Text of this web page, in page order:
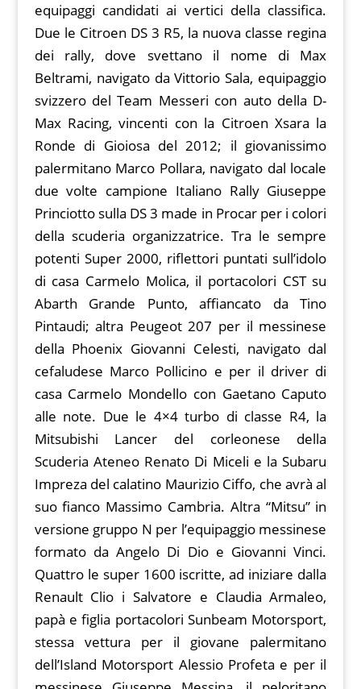
equipaggi candidati ai vertici della classifica.
Due le Citroen DS 3 R5, la nuova classe regina
dei rally, dove svettano il nome di Max
Beltrami, navigato da Vittorio Sala, equipaggio
svizzero del Team Messeri con auto della D-
Max Racing, vincenti con la Citroen Xsara la
Ronde di Gioiosa del 2012; il giovanissimo
palermitano Marco Pollara, navigato dal locale
due volte campione Italiano Rally Giuseppe
Princiotto sulla DS 3 made in Procar per i colori
della scuderia organizzatrice. Tra le sempre
potenti Super 2000, riflettori puntati sull’idolo
di casa Carmelo Molica, il portacolori CST su
Abarth Grande Punto, affiancato da Tino
Pintaudi; altra Peugeot 207 per il messinese
della Phoenix Giovanni Celesti, navigato dal
cefaludese Marco Pollicino e per il driver di
casa Carmelo Mondello con Gaetano Caputo
alle note. Due le 4×4 turbo di classe R4, la
Mitsubishi Lancer del corleonese della
Scuderia Ateneo Renato Di Miceli e la Subaru
Impreza del calatino Maurizio Ciffo, che avrà al
suo fianco Massimo Cambria. Altra “Mitsu” in
versione gruppo N per l’equipaggio messinese
formato da Angelo Di Dio e Giovanni Vinci.
Quattro le super 1600 iscritte, ad iniziare dalla
Renault Clio i Salvatore e Claudia Armaleo,
papà e figlia portacolori Sunbeam Motorsport,
stessa vettura per il giovane palermitano
dell’Island Motorsport Alessio Profeta e per il